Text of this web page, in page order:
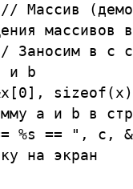
// Массив (
массивов в
Заносим в c
и
b
x [0] , sizeof(x)
a и b в
%s == " , c , &
на экран